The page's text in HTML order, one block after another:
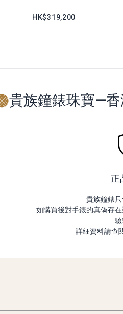
HK$319,200
貴族鐘錶珠寶—
正
貴族鐘錶只
如購買後對手錶的真偽存
驗
詳細資料請查